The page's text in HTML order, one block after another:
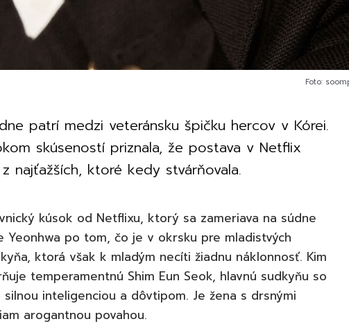
Foto:
patrí medzi veteránsku špičku hercov v Kórei.
skúseností priznala, že postava v Netflix
najťažších, ktoré kedy stvárňovala.
kúsok od Netflixu, ktorý sa zameriava na súdne
Yeonhwa po tom, čo je v okrsku pre mladistvých
ktorá však k mladým necíti žiadnu náklonnosť. Kim
temperamentnú Shim Eun Seok, hlavnú sudkyňu so
inteligenciou a dôvtipom. Je žena s drsnými
arogantnou povahou.